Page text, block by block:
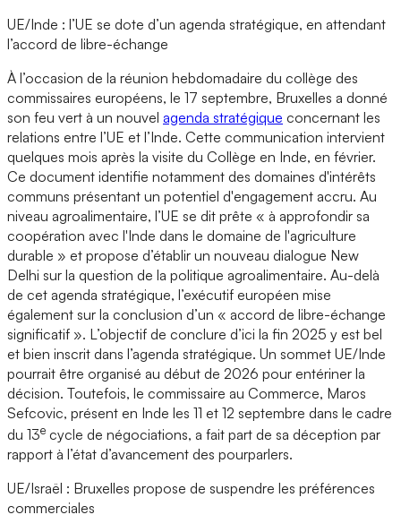
UE/Inde : l’UE se dote d’un agenda stratégique, en attendant
l’accord de libre-échange
À l’occasion de la réunion hebdomadaire du collège des
commissaires européens, le 17 septembre, Bruxelles a donné
son feu vert à un nouvel agenda stratégique concernant les
relations entre l’UE et l’Inde. Cette communication intervient
quelques mois après la visite du Collège en Inde, en février.
Ce document identifie notamment des domaines d'intérêts
communs présentant un potentiel d'engagement accru. Au
niveau agroalimentaire, l’UE se dit prête « à approfondir sa
coopération avec l'Inde dans le domaine de l'agriculture
durable » et propose d’établir un nouveau dialogue New
Delhi sur la question de la politique agroalimentaire. Au-delà
de cet agenda stratégique, l’exécutif européen mise
également sur la conclusion d’un « accord de libre-échange
significatif ». L’objectif de conclure d’ici la fin 2025 y est bel
et bien inscrit dans l’agenda stratégique. Un sommet UE/Inde
pourrait être organisé au début de 2026 pour entériner la
décision. Toutefois, le commissaire au Commerce, Maros
Sefcovic, présent en Inde les 11 et 12 septembre dans le cadre
du 13e cycle de négociations, a fait part de sa déception par
rapport à l’état d’avancement des pourparlers.
UE/Israël : Bruxelles propose de suspendre les préférences
commerciales